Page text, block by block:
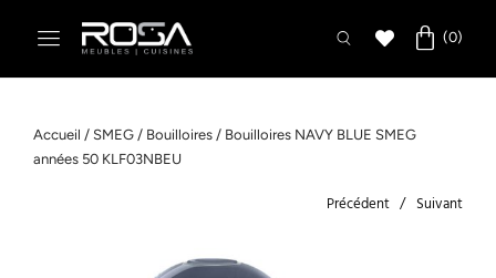
Accueil / SMEG / Bouilloires / Bouilloires NAVY BLUE SMEG
années 50 KLF03NBEU
Précédent Suivant